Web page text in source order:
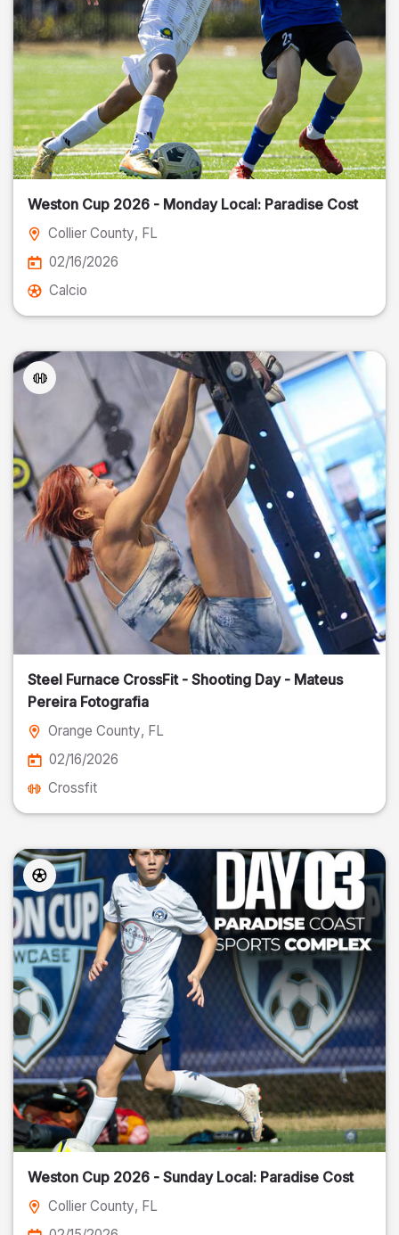
Weston Cup 2026 - Monday Local: Paradise Cost
Collier County, FL
02/16/2026
Calcio
Steel Furnace CrossFit - Shooting Day - Mateus
Pereira Fotografia
Orange County, FL
02/16/2026
Crossfit
Weston Cup 2026 - Sunday Local: Paradise Cost
Collier County, FL